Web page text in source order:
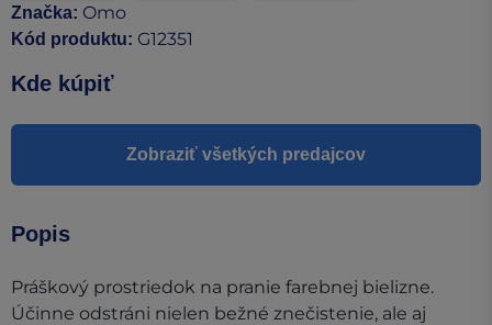
Značka: Omo
Kód produktu: G12351
Kde kúpiť
Zobraziť všetkých predajcov
Popis
Práškový prostriedok na pranie farebnej bielizne.
Účinne odstráni nielen bežné znečistenie, ale aj